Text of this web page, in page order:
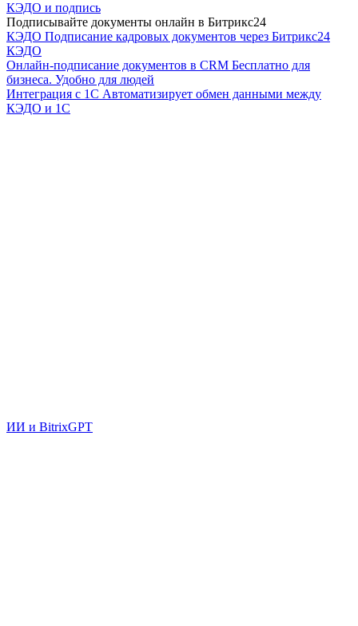
КЭДО и подпись
Подписывайте документы онлайн в Битрикс24
КЭДО Подписание кадровых документов через Битрикс24
КЭДО
Онлайн-подписание документов в CRM Бесплатно для
бизнеса. Удобно для людей
Интеграция с 1С Автоматизирует обмен данными между
КЭДО и 1С
ИИ и BitrixGPT